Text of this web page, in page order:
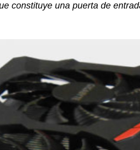
constituye una puerta de